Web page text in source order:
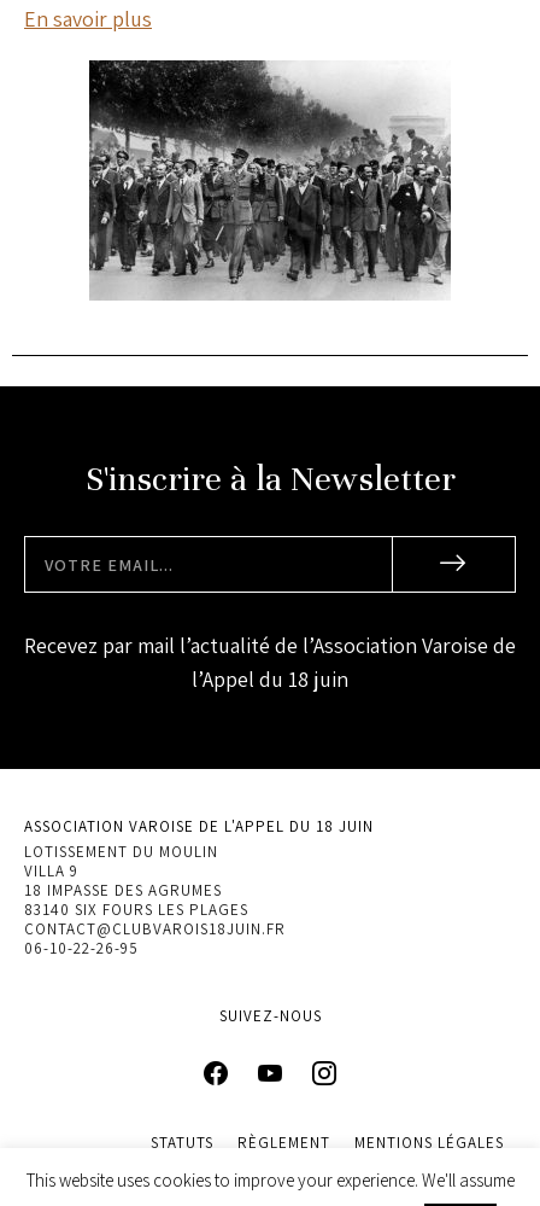
En savoir plus
S'inscrire à la Newsletter
Recevez par mail l’actualité de l’Association Varoise de
l’Appel du 18 juin
ASSOCIATION VAROISE DE L'APPEL DU 18 JUIN
LOTISSEMENT DU MOULIN
VILLA 9
18 IMPASSE DES AGRUMES
83140 SIX FOURS LES PLAGES
CONTACT@CLUBVAROIS18JUIN.FR
06-10-22-26-95
SUIVEZ-NOUS
STATUTS RÈGLEMENT
MENTIONS LÉGALES
This website uses cookies to improve your experience. We'll assume